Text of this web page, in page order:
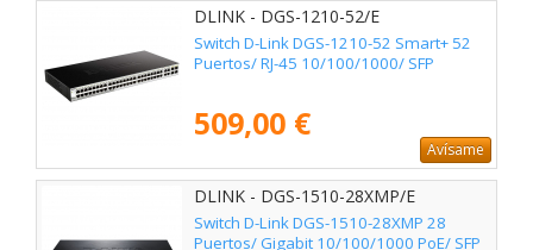
DLINK - DGS-1210-52/E
Switch D-Link DGS-1210-52 Smart+ 52
Puertos/ RJ-45 10/100/1000/ SFP
509,00 €
Avísame
DLINK - DGS-1510-28XMP/E
Switch D-Link DGS-1510-28XMP 28
Puertos/ Gigabit 10/100/1000 PoE/ SFP